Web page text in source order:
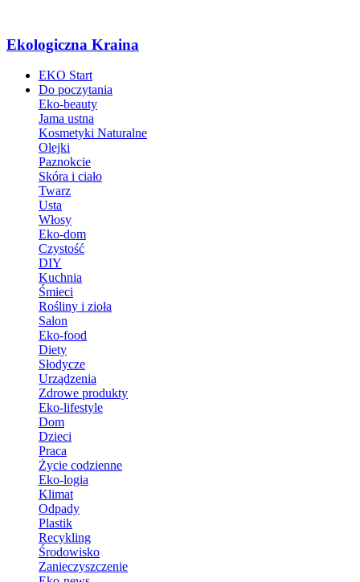
Ekologiczna Kraina
EKO Start
Do poczytania
Eko-beauty
Jama ustna
Kosmetyki Naturalne
Olejki
Paznokcie
Skóra i ciało
Twarz
Usta
Włosy
Eko-dom
Czystość
DIY
Kuchnia
Śmieci
Rośliny i zioła
Salon
Eko-food
Diety
Słodycze
Urządzenia
Zdrowe produkty
Eko-lifestyle
Dom
Dzieci
Praca
Życie codzienne
Eko-logia
Klimat
Odpady
Plastik
Recykling
Środowisko
Zanieczyszczenie